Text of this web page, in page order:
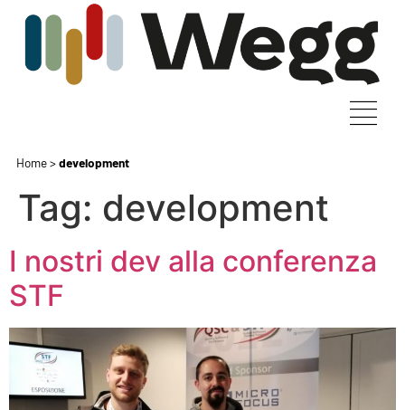
Home>development
Tag: development
I nostri dev alla conferenza
STF